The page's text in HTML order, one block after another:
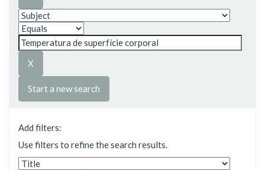
Start a new search
Add filters:
Use filters to refine the search results.